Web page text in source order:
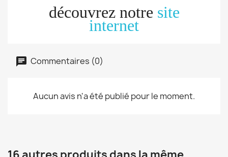
découvrez notre site
internet
Commentaires (0)
Aucun avis n'a été publié pour le moment.